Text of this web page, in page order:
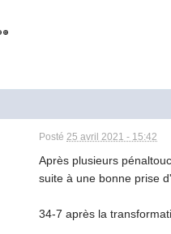
Posté25 avril 2021 - 15:42
Après plusieurs
suite à une bonne prise
34-7 après la